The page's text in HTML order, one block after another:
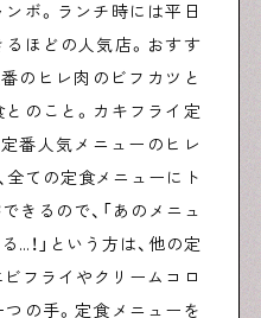
ボ。ランチ時には平日
ほどの人気店。おすす
のヒレ肉のビフカツと
のこと。カキフライ定
番人気メニューのヒレ
全ての定食メニューにト
きるので、「あのメニュ
！」という方は、他の定
フライやクリームコロ
の手。定食メニューを